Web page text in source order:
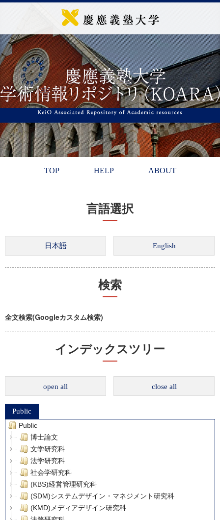
TOP HELP ABOUT
言語選択
検索
全文検索(Googleカスタム検索)
インデックスツリー
open all close all
Public
Public
博士論文
文学研究科
法学研究科
社会学研究科
(KBS)経営管理研究科
(SDM)システムデザイン・マネジメント研究科
(KMD)メディアデザイン研究科